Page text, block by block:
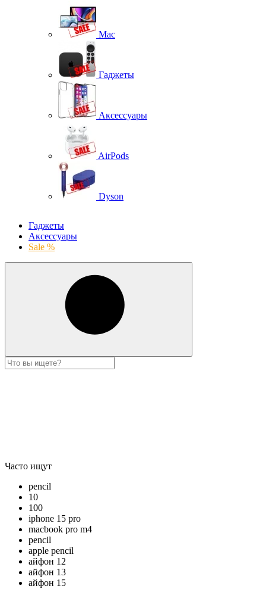
Mac
Гаджеты
Аксессуары
AirPods
Dyson
Гаджеты
Аксессуары
Sale %
Часто ищут
pencil
10
100
iphone 15 pro
macbook pro m4
pencil
apple pencil
айфон 12
айфон 13
айфон 15